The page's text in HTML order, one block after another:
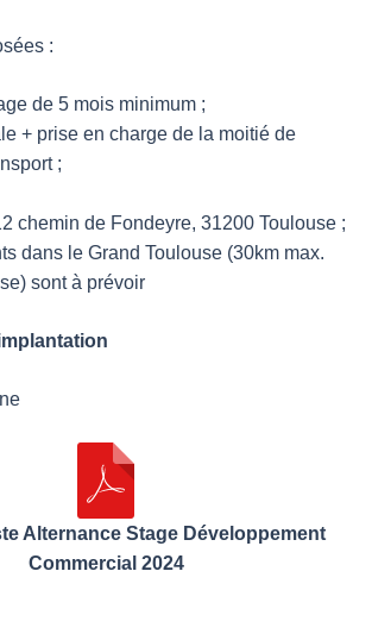
:
de 5 mois minimum ;
+ prise en charge de la moitié de
;
chemin de Fondeyre, 31200 Toulouse ;
dans le Grand Toulouse (30km max.
sont à prévoir
Alternance Stage Développement
Commercial 2024